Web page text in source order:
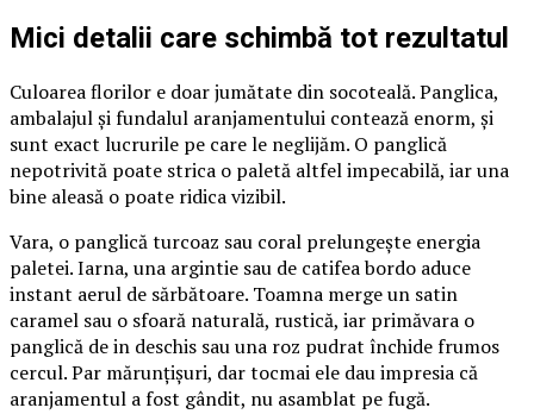
Mici detalii care schimbă tot rezultatul
Culoarea florilor e doar jumătate din socoteală. Panglica,
ambalajul și fundalul aranjamentului contează enorm, și
sunt exact lucrurile pe care le neglijăm. O panglică
nepotrivită poate strica o paletă altfel impecabilă, iar una
bine aleasă o poate ridica vizibil.
Vara, o panglică turcoaz sau coral prelungește energia
paletei. Iarna, una argintie sau de catifea bordo aduce
instant aerul de sărbătoare. Toamna merge un satin
caramel sau o sfoară naturală, rustică, iar primăvara o
panglică de in deschis sau una roz pudrat închide frumos
cercul. Par mărunțișuri, dar tocmai ele dau impresia că
aranjamentul a fost gândit, nu asamblat pe fugă.